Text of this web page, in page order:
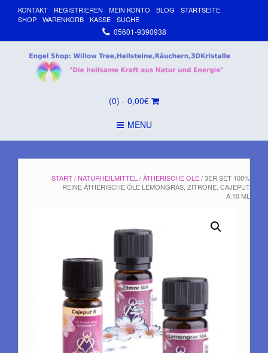
KONTAKT REGISTRIEREN MEIN KONTO BLOG
STARTSEITE
SHOP
WARENKORB KASSE SUCHE
05601-9390938
(0) - 0,00€
MENU
START/NATURHEILMITTEL /ÄTHERISCHE ÖLE/ 3ER SET 100%
REINE ÄTHERISCHE ÖLE LEMONGRAS, ZITRONE, CAJEPUT
A.10 ML